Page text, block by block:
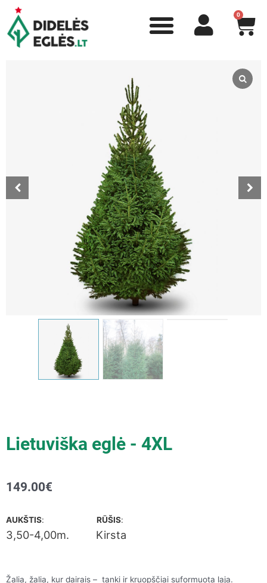
Lietuviška eglė - 4XL
149.00€
AUKŠTIS: RŪŠIS:
3,50-4,00m. Kirsta
Žalia, žalia, kur dairais – tanki ir kruopščiai suformuota laja.